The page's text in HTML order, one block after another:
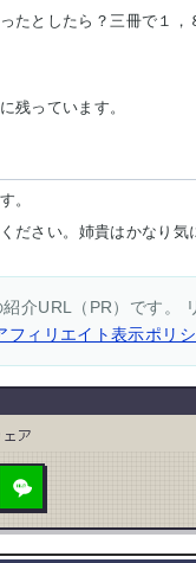
たとしたら？三冊で１
残っています。
。
さい。姉貴はかなり気
介URL（PR）です。
フィリエイト表示ポリ
ア